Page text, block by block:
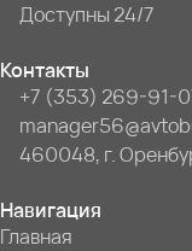
Доступны 24/7
Контакты
+7 (353) 269-91-
460048, г.
Навигация
Главная